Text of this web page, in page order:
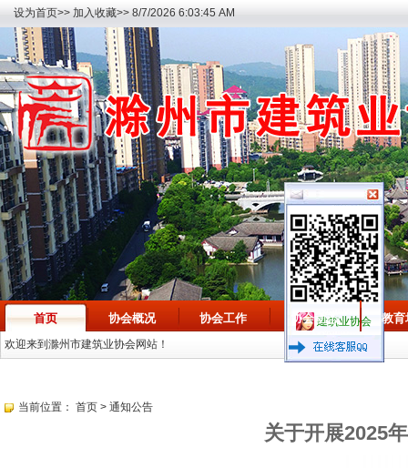
设为首页>> 加入收藏>> 8/7/2026 6:03:45 AM
首页
欢迎来到滁州市建筑业协会网站！
协会概况 协会工作 协会动态 教育
当前位置： 首页 > 通知公告
关于开展2025
建筑业协会